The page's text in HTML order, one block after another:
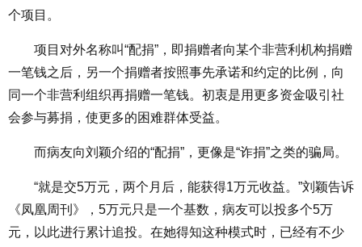
个项目。
项目对外名称叫“配捐”，即捐赠者向某个非营利机构捐赠
一笔钱之后，另一个捐赠者按照事先承诺和约定的比例，向
同一个非营利组织再捐赠一笔钱。初衷是用更多资金吸引社
会参与募捐，使更多的困难群体受益。
而病友向刘颖介绍的“配捐”，更像是“诈捐”之类的骗局。
“就是交5万元，两个月后，能获得1万元收益。”刘颖告诉
《凤凰周刊》，5万元只是一个基数，病友可以投多个5万
元，以此进行累计追投。在她得知这种模式时，已经有不少